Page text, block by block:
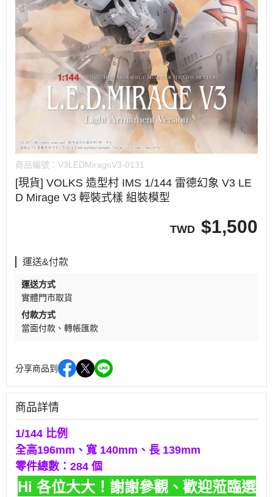
商品編號： V3LEDMirageV3-0131
[現貨] VOLKS 造型村 IMS 1/144 雷德幻象 V3 LE
D Mirage V3 輕裝式樣 組裝模型
TWD $1,500
運送&付款
運送方式
實體門市取貨
付款方式
當面付款
轉帳匯款
分享商品到
商品詳情
1/144 比例
全高196mm、寬 140mm、長 139mm
零件總數：284 個
Hi 各位大大！謝謝參觀、歡迎蒞臨選